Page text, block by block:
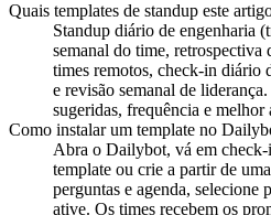
Quais templates de standup este
Standup diário de engenharia
semanal do time, retrospectiva
times remotos, check-in diário
e revisão semanal de
sugeridas, frequência e melhor
Como instalar um template no
Abra o Dailybot, vá em check-
template ou crie a partir de
perguntas e agenda, selecione
ative. Os times recebem os